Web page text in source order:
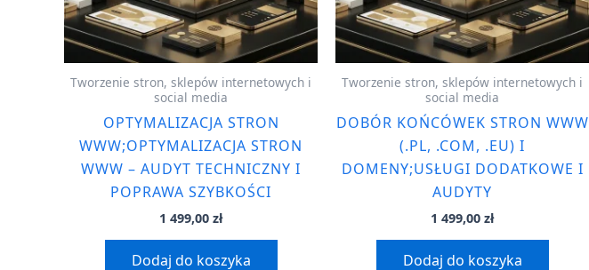
Tworzenie stron, sklepów internetowych i
social media
OPTYMALIZACJA STRON
WWW;OPTYMALIZACJA STRON
WWW – AUDYT TECHNICZNY I
POPRAWA SZYBKOŚCI
1 499,00 zł
Dodaj do koszyka
Tworzenie stron, sklepów internetowych i
social media
DOBÓR KOŃCÓWEK STRON WWW
(.PL, .COM, .EU) I
DOMENY;USŁUGI DODATKOWE I
AUDYTY
1 499,00 zł
Dodaj do koszyka